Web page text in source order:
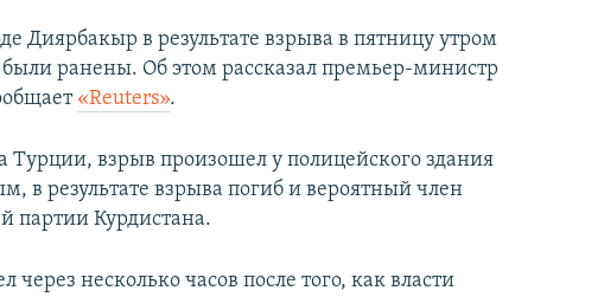
Диярбакыр в результате взрыва в пятницу утром
были ранены. Об этом рассказал премьер-министр
«Reuters».
Турции, взрыв произошел у полицейского здания
в результате взрыва погиб и вероятный член
партии Курдистана.
несколько часов после того, как власти